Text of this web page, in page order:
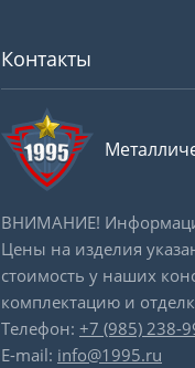
Контакты
ВНИМАНИЕ!
Цены на изделия
стоимость у наших
комплектацию и
Телефон: +7 (985) 238-
E-mail: info@1995.ru